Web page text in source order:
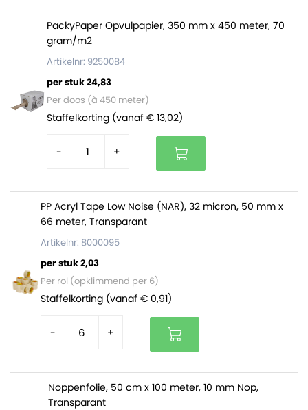
Flesverzenddozen:
Zorgen ervoor dat flessen niet kapot gaan tijdens
transport
Worden gemakkelijk gesloten met tape
PackyPaper Opvulpapier, 350 mm x 450 meter, 70
gram/m2
Artikelnr: 9250084
per stuk 24,83
Per doos (à 450 meter)
Staffelkorting (vanaf € 13,02)
- +
PP Acryl Tape Low Noise (NAR), 32 micron, 50 mm x
66 meter, Transparant
Artikelnr: 8000095
per stuk 2,03
Per rol (opklimmend per 6)
Staffelkorting (vanaf € 0,91)
- +
Noppenfolie, 50 cm x 100 meter, 10 mm Nop,
Transparant